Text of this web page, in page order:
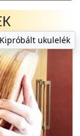
Kipróbált ukulelék